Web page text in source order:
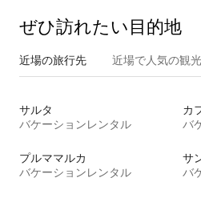
ぜひ訪⁠れ⁠た⁠い目⁠的⁠地
近場の旅行先 近場で人気の観
サルタ
バケーションレンタル
カ
バ
プルママルカ
バケーションレンタル
バ